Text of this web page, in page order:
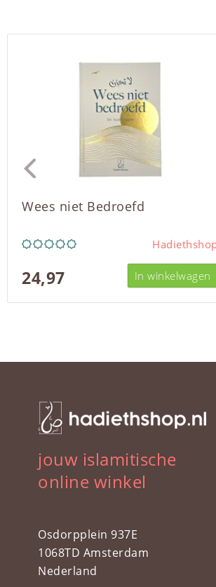
Wees niet Bedroefd
24,97 In winkelwagen
jouw islamitische
online winkel
Osdorpplein 937E
1068TD Amsterdam
Nederland